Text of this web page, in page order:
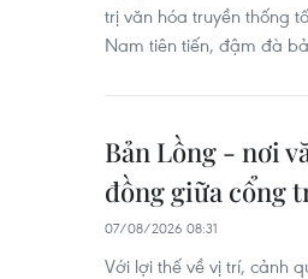
trị văn hóa truyền thống
Nam tiên tiến, đậm đà
Bản Lồng - nơi
đồng giữa cổng
07/08/2026 08:31
Với lợi thế về vị trí, cảnh